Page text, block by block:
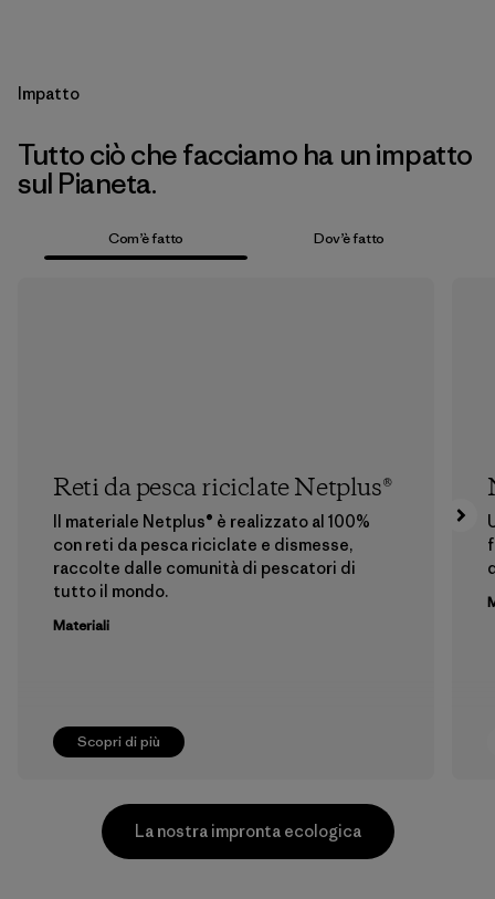
Impatto
Tutto ciò che facciamo ha un impatto
sul Pianeta.
Com’è fatto Dov’è fatto
Scopri di più
Reti da pesca riciclate Netplus®
Il materiale Netplus® è realizzato al 100%
con reti da pesca riciclate e dismesse,
raccolte dalle comunità di pescatori di
tutto il mondo.
Materiali
La nostra impronta ecologica